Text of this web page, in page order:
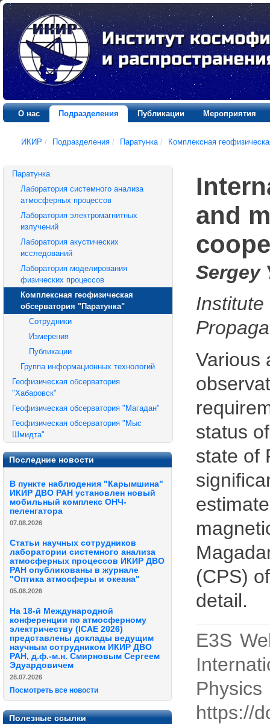
О нас Подразделения Публикации Мероприятия
ИКИР / Подразделения / Паратунка / Комплексная
Паратунка
Лаборатория системного анализа
атмосферных процессов
Лаборатория электромагнитных
излучений
Лаборатория акустических
исследований
Лаборатория моделирования
физических процессов
Комплексная геофизическая
обсерватория "Паратунка"
Сотрудники
Измерения
Публикации
Группа информационных технологий
Геофизическая обсерватория
"Хабаровск"
Геофизическая обсерватория "Магадан"
Геофизическая обсерватория "Мыс
Шмидта"
Последние новости
В пункте наблюдения "Карымшина"
ИКИР ДВО РАН установлен новый
мобильный комплекс ОНЧ-
пеленгатора
07.08.2026
Статьи научных сотрудников
лаборатории системного анализа
атмосферных процессов ИКИР ДВО
РАН опубликованы в журнале
"Оптика атмосферы и океана"
05.08.2026
На 18-й Международной
конференции по атмосферному
электричеству (ICAE 2026)
представлены доклады ведущим
научным сотрудником ИКИР ДВО
РАН, д.ф.-м.н. Смирновым Сергеем
Эдуардовичем
28.07.2026
Посмотреть все новости
Полезные ссылки
and
Sergey
Institute
Various
status
state of
(CPS)
detail.
E3S
https://